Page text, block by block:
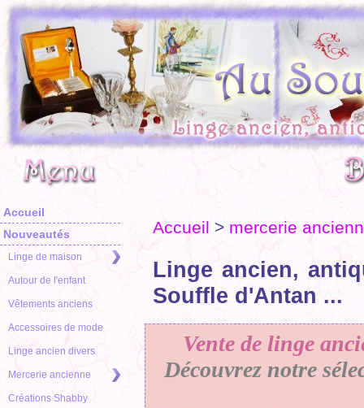
Accueil
Nouveautés
Linge de maison
Autour de l'enfant
Vêtements anciens
Accessoires de mode
Linge ancien divers
Mercerie ancienne
Créations Shabby
Accueil > mercerie
Linge ancien,
Souffle d'Antan ...
Vente de linge
Découvrez notre